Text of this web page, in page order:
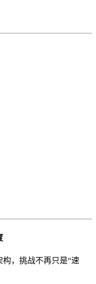
，挑战不再只是“速